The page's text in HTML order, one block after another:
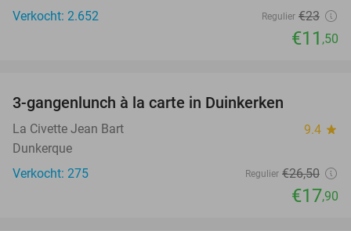
Verkocht: 2.652
Regulier €23
€11 ,50
3-gangenlunch à la carte in Duinkerken
La Civette Jean Bart 9.4 star
Dunkerque
Verkocht: 275
Regulier €26,50
€17,90